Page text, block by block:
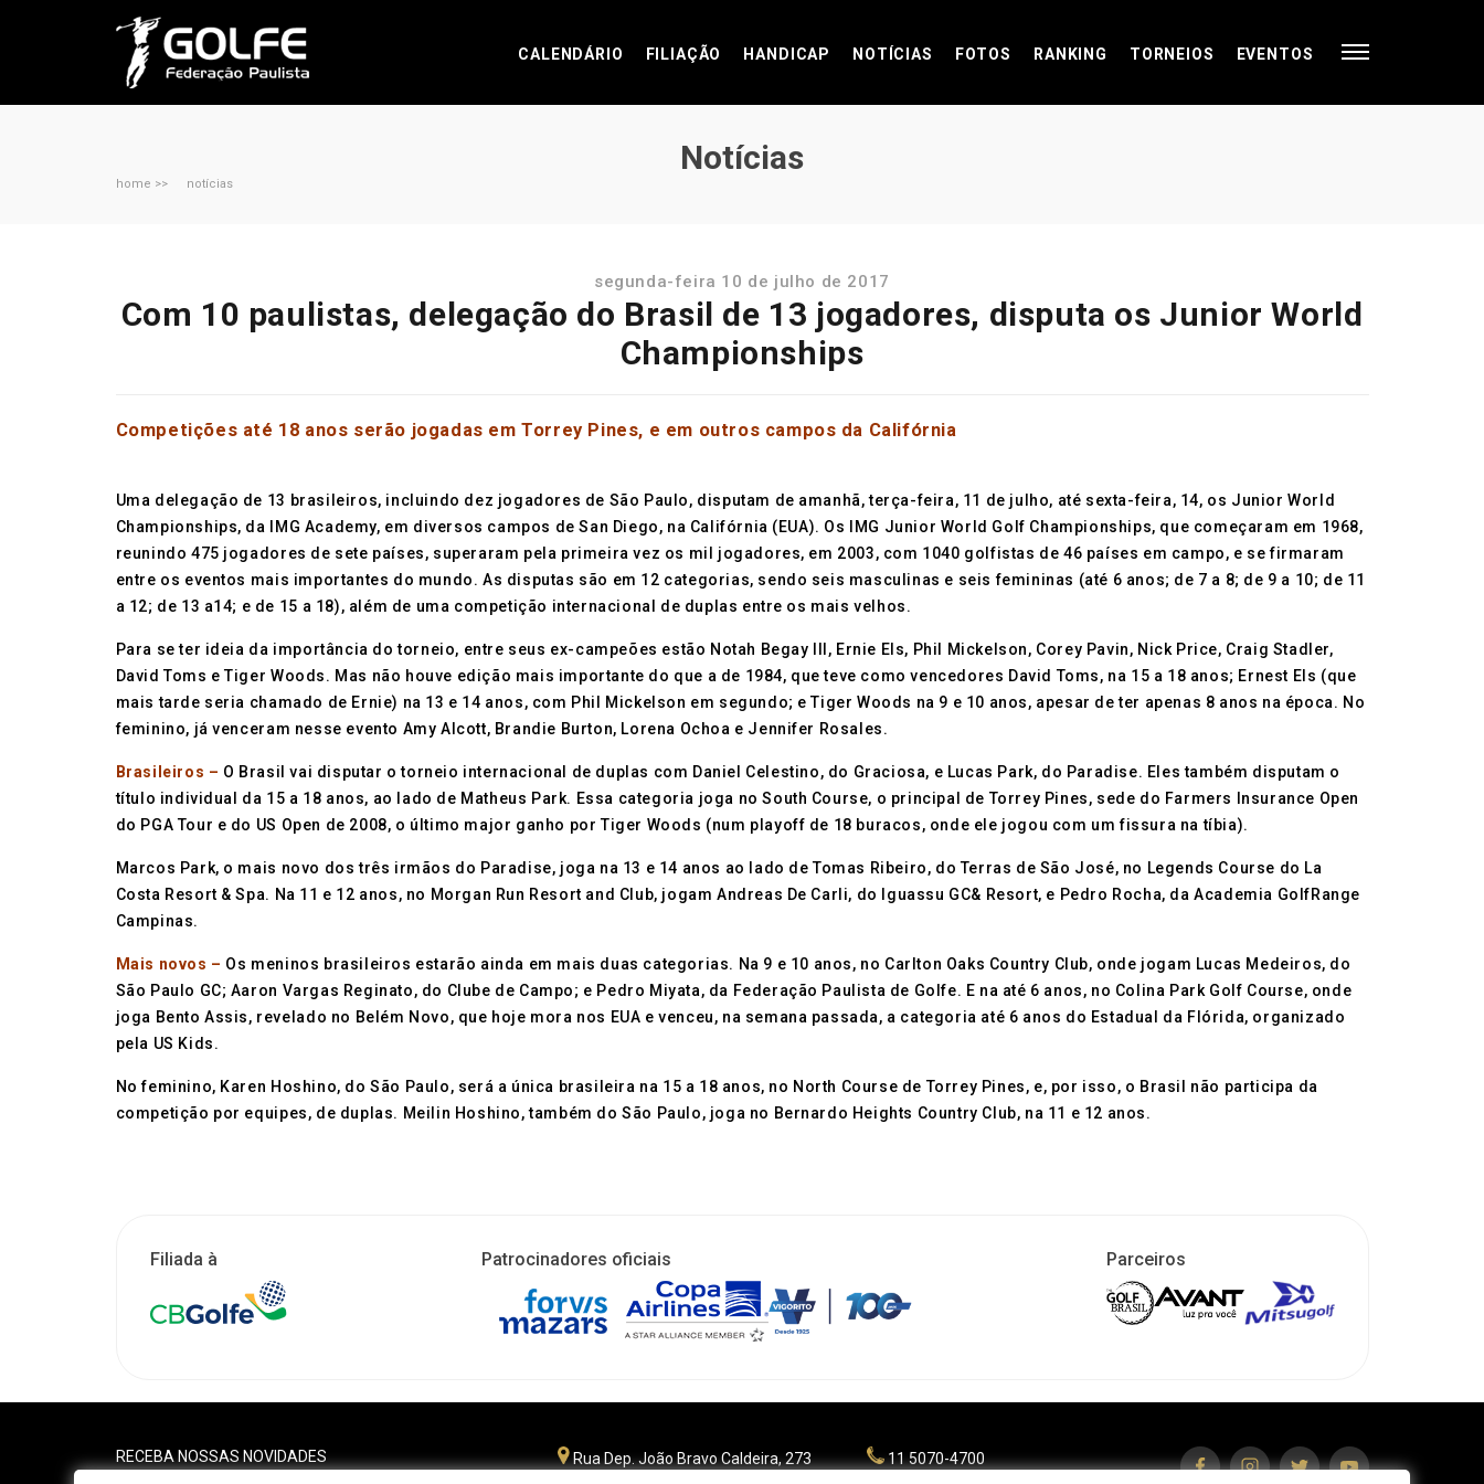
CALENDÁRIO FILIAÇÃO HANDICAP NOTÍCIAS FOTOS RANKING TORNEIOS EVENTOS
Notícias
home >> notícias
segunda-feira 10 de julho de 2017
Com 10 paulistas, delegação do Brasil de 13 jogadores, disputa os Junior World
Championships
Competições até 18 anos serão jogadas em Torrey Pines, e em outros campos da Califórnia
Uma delegação de 13 brasileiros, incluindo dez jogadores de São Paulo, disputam de amanhã, terça-feira, 11 de julho, até sexta-feira, 14, os Junior World
Championships, da IMG Academy, em diversos campos de San Diego, na Califórnia (EUA). Os IMG Junior World Golf Championships, que começaram em 1968,
reunindo 475 jogadores de sete países, superaram pela primeira vez os mil jogadores, em 2003, com 1040 golfistas de 46 países em campo, e se firmaram
entre os eventos mais importantes do mundo. As disputas são em 12 categorias, sendo seis masculinas e seis femininas (até 6 anos; de 7 a 8; de 9 a 10; de 11
a 12; de 13 a14; e de 15 a 18), além de uma competição internacional de duplas entre os mais velhos.
Para se ter ideia da importância do torneio, entre seus ex-campeões estão Notah Begay III, Ernie Els, Phil Mickelson, Corey Pavin, Nick Price, Craig Stadler,
David Toms e Tiger Woods. Mas não houve edição mais importante do que a de 1984, que teve como vencedores David Toms, na 15 a 18 anos; Ernest Els (que
mais tarde seria chamado de Ernie) na 13 e 14 anos, com Phil Mickelson em segundo; e Tiger Woods na 9 e 10 anos, apesar de ter apenas 8 anos na época. No
feminino, já venceram nesse evento Amy Alcott, Brandie Burton, Lorena Ochoa e Jennifer Rosales.
Brasileiros – O Brasil vai disputar o torneio internacional de duplas com Daniel Celestino, do Graciosa, e Lucas Park, do Paradise. Eles também disputam o
título individual da 15 a 18 anos, ao lado de Matheus Park. Essa categoria joga no South Course, o principal de Torrey Pines, sede do Farmers Insurance Open
do PGA Tour e do US Open de 2008, o último major ganho por Tiger Woods (num playoff de 18 buracos, onde ele jogou com um fissura na tíbia).
Marcos Park, o mais novo dos três irmãos do Paradise, joga na 13 e 14 anos ao lado de Tomas Ribeiro, do Terras de São José, no Legends Course do La
Costa Resort & Spa. Na 11 e 12 anos, no Morgan Run Resort and Club, jogam Andreas De Carli, do Iguassu GC& Resort, e Pedro Rocha, da Academia GolfRange
Campinas.
Mais novos – Os meninos brasileiros estarão ainda em mais duas categorias. Na 9 e 10 anos, no Carlton Oaks Country Club, onde jogam Lucas Medeiros, do
São Paulo GC; Aaron Vargas Reginato, do Clube de Campo; e Pedro Miyata, da Federação Paulista de Golfe. E na até 6 anos, no Colina Park Golf Course, onde
joga Bento Assis, revelado no Belém Novo, que hoje mora nos EUA e venceu, na semana passada, a categoria até 6 anos do Estadual da Flórida, organizado
pela US Kids.
No feminino, Karen Hoshino, do São Paulo, será a única brasileira na 15 a 18 anos, no North Course de Torrey Pines, e, por isso, o Brasil não participa da
competição por equipes, de duplas. Meilin Hoshino, também do São Paulo, joga no Bernardo Heights Country Club, na 11 e 12 anos.
Filiada à Patrocinadores oficiais Parceiros
RECEBA NOSSAS NOVIDADES
Rua Dep. João Bravo Caldeira, 273
11 5070-4700